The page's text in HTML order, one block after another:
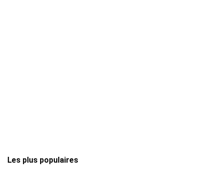
Les plus populaires